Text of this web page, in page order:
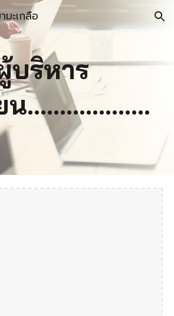
Skip to navigation
มะเกลือ
บริหาร
น...................